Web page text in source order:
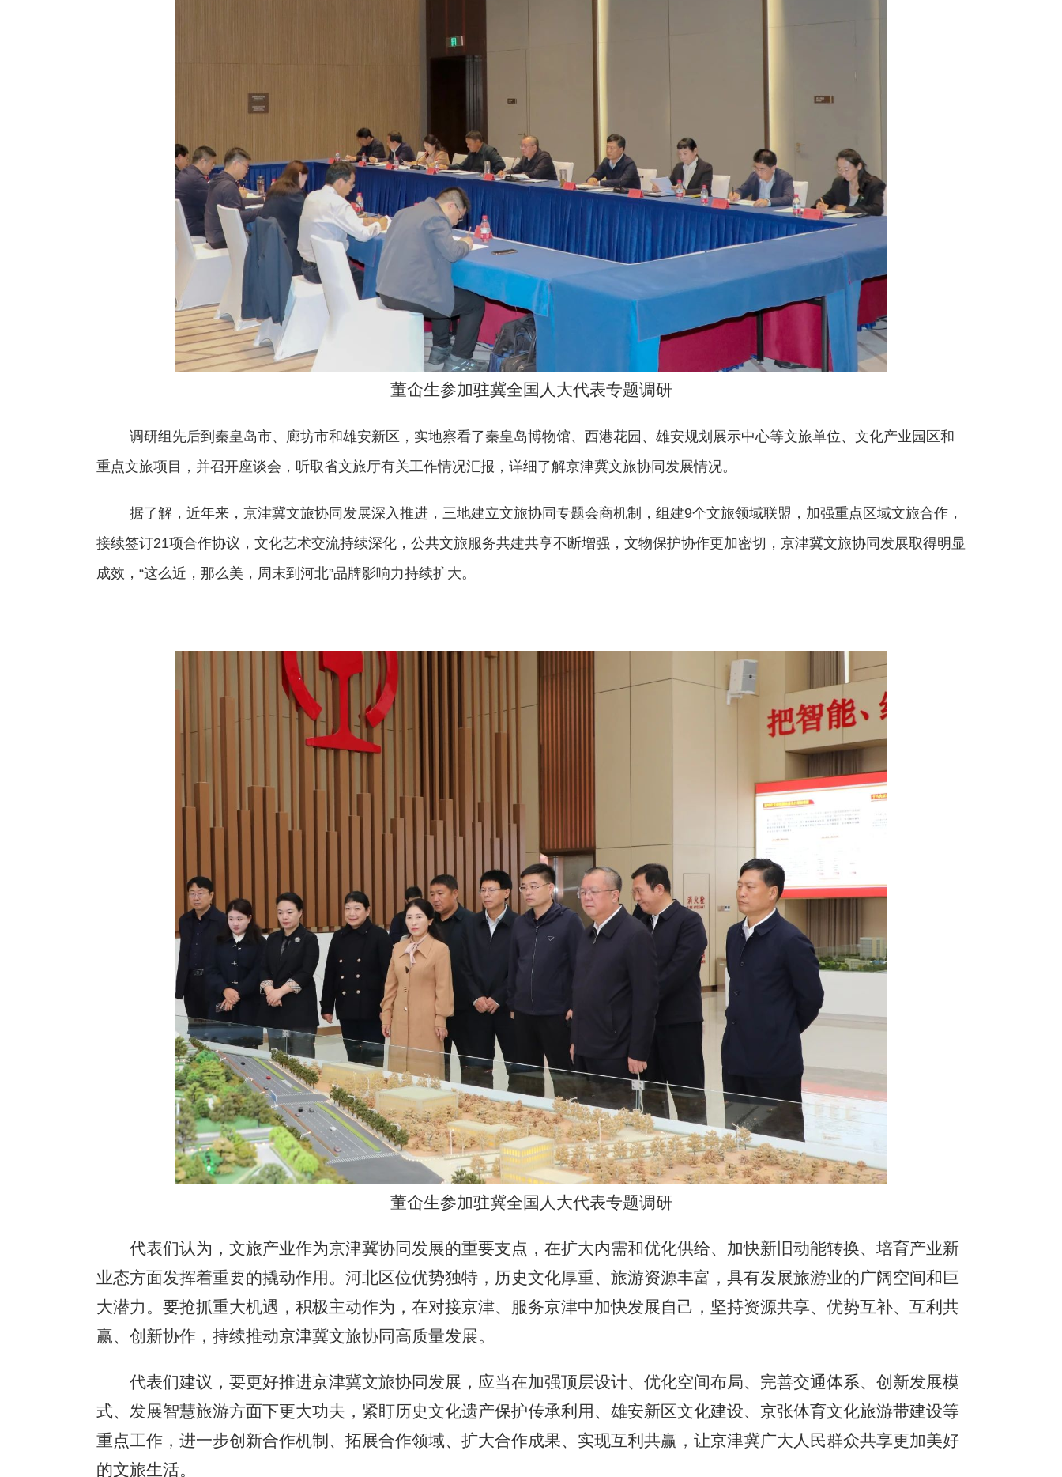
董仚生参加驻冀全国人大代表专题调研
调研组先后到秦皇岛市、廊坊市和雄安新区，实地察看了秦皇岛博物馆、西港花园、雄安规划展示中心等文旅单位、文化产业园区和
重点文旅项目，并召开座谈会，听取省文旅厅有关工作情况汇报，详细了解京津冀文旅协同发展情况。
据了解，近年来，京津冀文旅协同发展深入推进，三地建立文旅协同专题会商机制，组建9个文旅领域联盟，加强重点区域文旅合作，
接续签订21项合作协议，文化艺术交流持续深化，公共文旅服务共建共享不断增强，文物保护协作更加密切，京津冀文旅协同发展取得明显
成效，“这么近，那么美，周末到河北”品牌影响力持续扩大。
董仚生参加驻冀全国人大代表专题调研
代表们认为，文旅产业作为京津冀协同发展的重要支点，在扩大内需和优化供给、加快新旧动能转换、培育产业新
业态方面发挥着重要的撬动作用。河北区位优势独特，历史文化厚重、旅游资源丰富，具有发展旅游业的广阔空间和巨
大潜力。要抢抓重大机遇，积极主动作为，在对接京津、服务京津中加快发展自己，坚持资源共享、优势互补、互利共
赢、创新协作，持续推动京津冀文旅协同高质量发展。
代表们建议，要更好推进京津冀文旅协同发展，应当在加强顶层设计、优化空间布局、完善交通体系、创新发展模
式、发展智慧旅游方面下更大功夫，紧盯历史文化遗产保护传承利用、雄安新区文化建设、京张体育文化旅游带建设等
重点工作，进一步创新合作机制、拓展合作领域、扩大合作成果、实现互利共赢，让京津冀广大人民群众共享更加美好
的文旅生活。